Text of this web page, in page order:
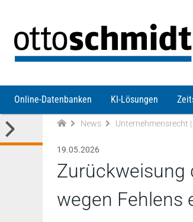
Online-Datenbanken KI-Lösungen
News Unternehmensrecht
19.05.2026
Zurückweisung
wegen Fehlens